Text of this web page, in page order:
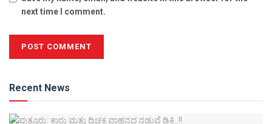
next time I comment.
Recent News